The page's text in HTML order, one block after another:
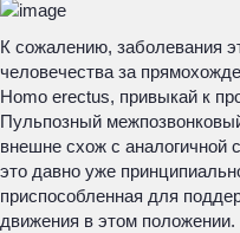
К сожалению, заболевания
человечества за
Homo erectus, привыкай к
Пульпозный
внешне схож с
это давно уже
приспособленная для
движения в этом положении.